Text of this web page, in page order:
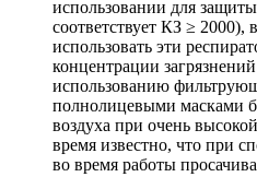
использовании для
соответствует КЗ ≥ 2000),
использовать эти
концентрации
использованию
полнолицевыми масками
воздуха при очень
время известно, что при
во время работы